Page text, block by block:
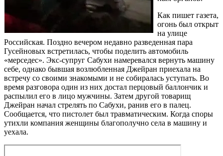
Как пишет газета,
огонь был открыт
на улице
Российская. Поздно вечером недавно разведенная пара
Гусейновых встретилась, чтобы поделить автомобиль
«мерседес». Экс-супруг Сабухи намеревался вернуть машину
себе, однако бывшая возлюбленная Джейран приехала на
встречу со своими знакомыми и не собиралась уступать. Во
время разговора один из них достал перцовый баллончик и
распылил его в лицо мужчины. Затем другой товарищ
Джейран начал стрелять по Сабухи, ранив его в палец.
Сообщается, что пистолет был травматическим. Когда споры
утихли компания женщины благополучно села в машину и
уехала.